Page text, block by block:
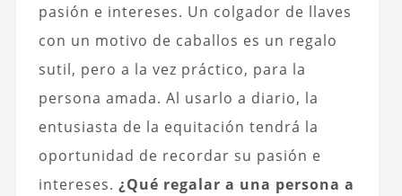
pasión e intereses. Un colgador de llaves
con un motivo de caballos es un regalo
sutil, pero a la vez práctico, para la
persona amada. Al usarlo a diario, la
entusiasta de la equitación tendrá la
oportunidad de recordar su pasión e
intereses. ¿Qué regalar a una persona a